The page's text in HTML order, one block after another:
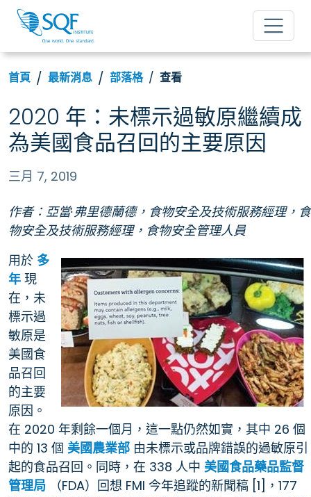
首頁 最新消息 部落格 查看
2020 年：未標示過敏原繼續成
為美國食品召回的主要原因
三月 7, 2019
作者：亞當·弗里德蘭德，食物安全及技術服務經理，食
物安全及技術服務經理，食物安全管理人員
用於 多
年 現
在，未
標示過
敏原是
美國食
品召回
的主要
原因。
在 2020 年剩餘一個月，這一點仍然如實，其中 26 個
中的 13 個 美國農業部 由未標示或品牌錯誤的過敏原引
起的食品召回。同時，在 338 人中 美國食品藥品監督
管理局 （FDA）回想 FMI 今年追蹤的新聞稿 [1]，177